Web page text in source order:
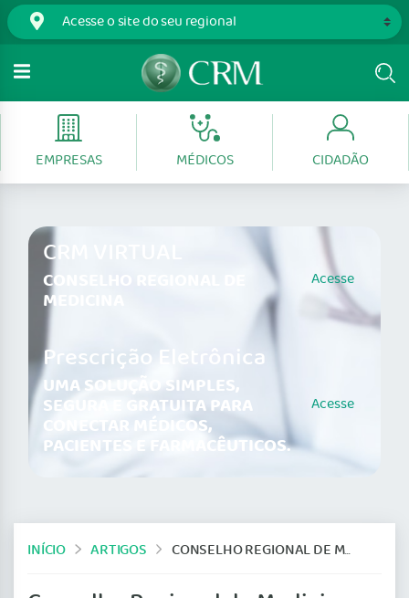
EMPRESAS MÉDICOS CIDADÃO
CRM VIRTUAL
CONSELHO REGIONAL DE
MEDICINA
Acesse
Prescrição Eletrônica
UMA SOLUÇÃO SIMPLES,
SEGURA E GRATUITA PARA
CONECTAR MÉDICOS,
PACIENTES E FARMACÊUTICOS.
Acesse
INÍCIO ARTIGOS CONSELHO REGIONAL DE MEDICINA CREDENCIA NOVOS MÉDICOS E ALERTA CONTRA PRÁTICA DO SUBEMPREGO